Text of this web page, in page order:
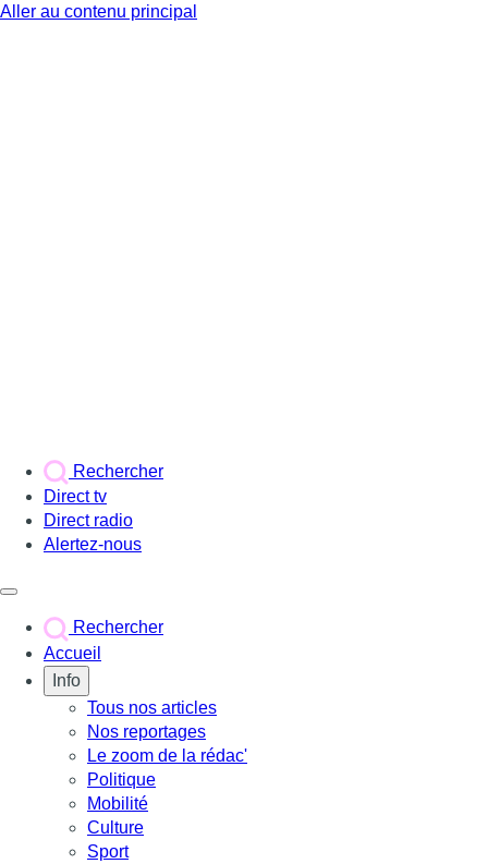
Aller au contenu principal
Rechercher
Direct tv
Direct radio
Alertez-nous
Rechercher
Accueil
Info
Tous nos articles
Nos reportages
Le zoom de la rédac'
Politique
Mobilité
Culture
Sport